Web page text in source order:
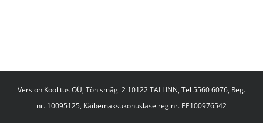
Version Koolitus OÜ, Tõnismägi 2 10122 TALLINN, Tel 5560 6076, Reg.
nr. 10095125, Käibemaksukohuslase reg nr. EE100976542